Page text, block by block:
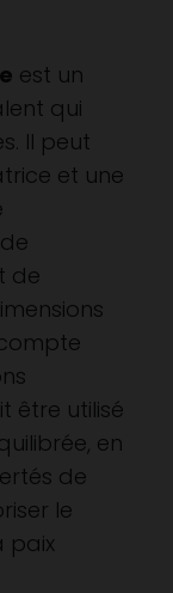
est un
qui
Il peut
et une
de
être utilisé
en
de
le
paix